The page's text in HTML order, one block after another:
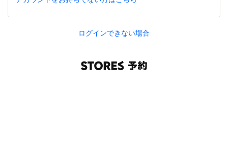
ログインできない場合